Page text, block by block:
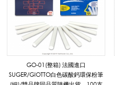
GO-01(整箱) 法國進口
SUGER/GIOTTO白色碳酸鈣環保粉筆